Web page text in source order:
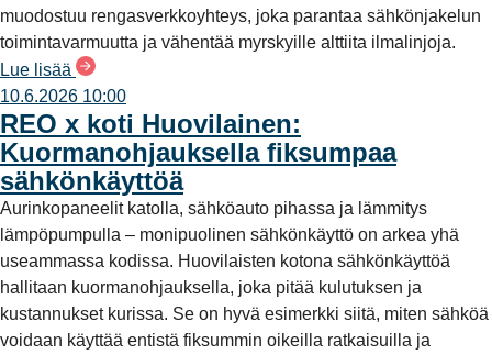
muodostuu rengasverkkoyhteys, joka parantaa sähkönjakelun
toimintavarmuutta ja vähentää myrskyille alttiita ilmalinjoja.
Lue lisää
10.6.2026 10:00
REO x koti Huovilainen:
Kuormanohjauksella fiksumpaa
sähkönkäyttöä
Aurinkopaneelit katolla, sähköauto pihassa ja lämmitys
lämpöpumpulla – monipuolinen sähkönkäyttö on arkea yhä
useammassa kodissa. Huovilaisten kotona sähkönkäyttöä
hallitaan kuormanohjauksella, joka pitää kulutuksen ja
kustannukset kurissa. Se on hyvä esimerkki siitä, miten sähköä
voidaan käyttää entistä fiksummin oikeilla ratkaisuilla ja